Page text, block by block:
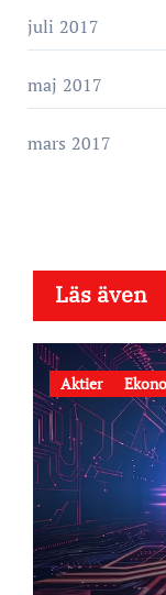
juli 2017
maj 2017
mars 2017
Läs även
Aktier